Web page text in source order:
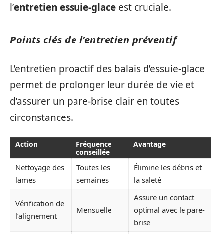
l’entretien essuie-glace est cruciale.
Points clés de l’entretien préventif
L’entretien proactif des balais d’essuie-glace
permet de prolonger leur durée de vie et
d’assurer un pare-brise clair en toutes
circonstances.
Action
Fréquence
conseillée
Avantage
Nettoyage des
lames
Toutes les
semaines
Élimine les débris et
la saleté
Vérification de
l’alignement
Mensuelle
Assure un contact
optimal avec le pare-
brise